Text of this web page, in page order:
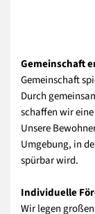
Gemeinschaft
Gemeinschaft
Durch
schaffen wir
Unsere
Umgebung, in
spürbar wird.
Individuelle
Wir legen